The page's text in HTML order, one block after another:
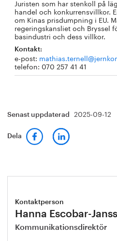
Juristen som har stenkoll på
handel och konkurrensvillkor.
om Kinas prisdumpning i EU.
regeringskansliet och Bryssel
basindustri och dess villkor.
Kontakt:
e-post:
telefon: 070 257 41 41
Senast uppdaterad 2025-09-12
Dela
Kontaktperson
Hanna Escobar-
Kommunikationsdirektör